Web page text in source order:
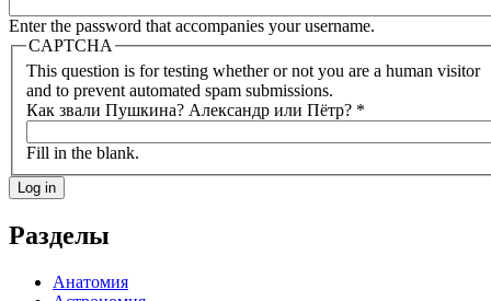
Enter the password that accompanies your username.
CAPTCHA
This question is for testing whether or not you are a human visitor
and to prevent automated spam submissions.
Как звали Пушкина? Александр или Пётр? *
Fill in the blank.
Разделы
Анатомия